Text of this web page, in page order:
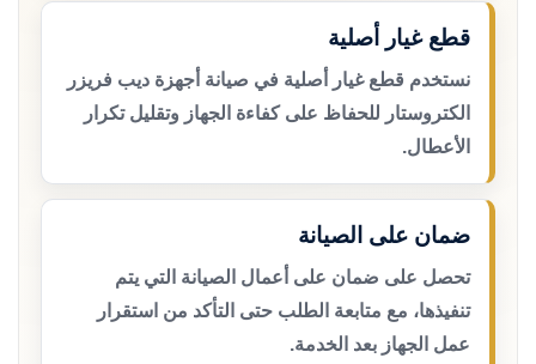
قطع غيار أصلية
نستخدم قطع غيار أصلية في صيانة أجهزة ديب فريزر
الكتروستار للحفاظ على كفاءة الجهاز وتقليل تكرار
الأعطال.
ضمان على الصيانة
تحصل على ضمان على أعمال الصيانة التي يتم
تنفيذها، مع متابعة الطلب حتى التأكد من استقرار
عمل الجهاز بعد الخدمة.